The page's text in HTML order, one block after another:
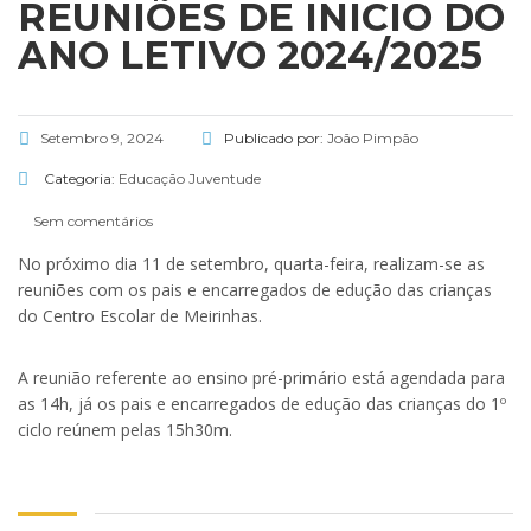
REUNIÕES DE INICIO DO
ANO LETIVO 2024/2025
Setembro 9, 2024 Publicado por: João Pimpão
Categoria: Educação Juventude
Sem comentários
No próximo dia 11 de setembro, quarta-feira, realizam-se as
reuniões com os pais e encarregados de edução das crianças
do Centro Escolar de Meirinhas.
A reunião referente ao ensino pré-primário está agendada para
as 14h, já os pais e encarregados de edução das crianças do 1º
ciclo reúnem pelas 15h30m.